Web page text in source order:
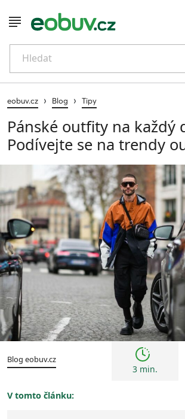
Hledat
eobuv.cz › Blog › Tipy
Pánské outfity na každý
Podívejte se na trendy
Blog eobuv.cz
3 min.
V tomto článku: